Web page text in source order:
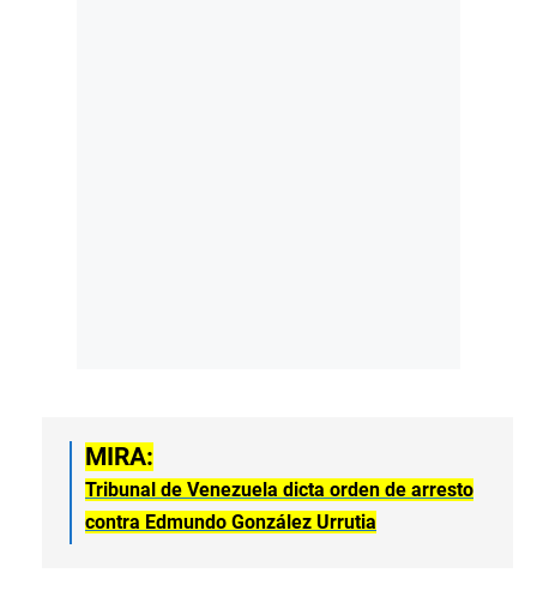
MIRA:
Tribunal de Venezuela dicta orden de arresto
contra Edmundo González Urrutia